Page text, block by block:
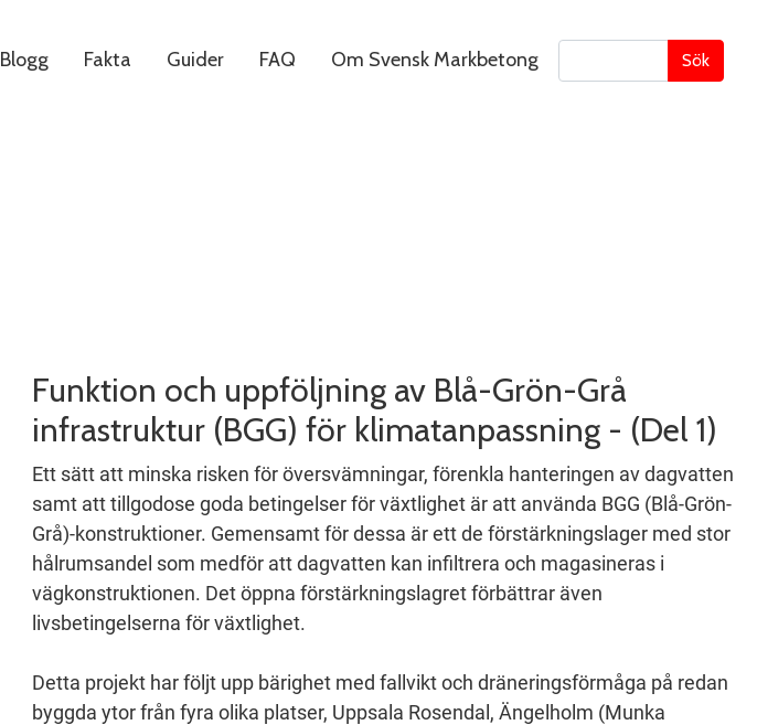
Blogg Fakta Guider FAQ Om Svensk Markbetong Sök
Funktion och uppföljning av Blå-Grön-Grå
infrastruktur (BGG) för klimatanpassning - (Del 1)
Ett sätt att minska risken för översvämningar, förenkla hanteringen av dagvatten
samt att tillgodose goda betingelser för växtlighet är att använda BGG (Blå-Grön-
Grå)-konstruktioner. Gemensamt för dessa är ett de förstärkningslager med stor
hålrumsandel som medför att dagvatten kan infiltrera och magasineras i
vägkonstruktionen. Det öppna förstärkningslagret förbättrar även
livsbetingelserna för växtlighet.
Detta projekt har följt upp bärighet med fallvikt och dräneringsförmåga på redan
byggda ytor från fyra olika platser, Uppsala Rosendal, Ängelholm (Munka